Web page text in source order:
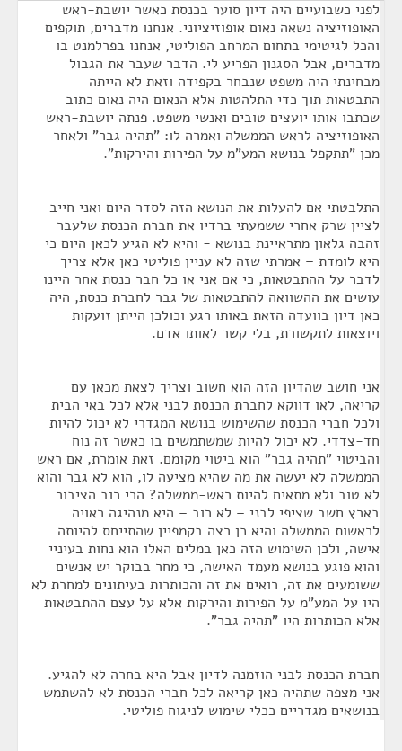
לפני כשבועיים היה דיון סוער בכנסת כאשר יושבת-ראש
האופוזיציה נשאה נאום אופוזיציוני. אנחנו מדברים, תוקפים
והכל לגיטימי בתחום המרחב הפוליטי, אנחנו בפרלמנט בו
מדברים, אבל הסגנון הפריע לי. הדבר שעבר את הגבול
מבחינתי היה משפט שנבחר בקפידה וזאת לא הייתה
התבטאות תוך כדי התלהטות אלא הנאום היה נאום כתוב
שכתבו אותו יועצים טובים ואנשי משפט. פנתה יושבת-ראש
האופוזיציה לראש הממשלה ואמרה לו: "תהיה גבר" ולאחר
מכן "תתקפל בנושא המע"מ על הפירות והירקות".
התלבטתי אם להעלות את הנושא הזה לסדר היום ואני חייב
לציין שרק אחרי ששמעתי ברדיו את חברת הכנסת שלעבר
זהבה גלאון מתראיינת בנושא - והיא לא הגיע לכאן היום כי
היא לומדת – אמרתי שזה לא עניין פוליטי כאן אלא צריך
לדבר על ההתבטאות, כי אם אני או כל חבר כנסת אחר היינו
עושים את ההשוואה להתבטאות של גבר לחברת כנסת, היה
כאן דיון בוועדה הזאת באותו רגע וכולכן הייתן זועקות
ויוצאות לתקשורת, בלי קשר לאותו אדם.
אני חושב שהדיון הזה הוא חשוב וצריך לצאת מכאן עם
קריאה, לאו דווקא לחברת הכנסת לבני אלא לכל באי הבית
ולכל חברי הכנסת שהשימוש בנושא המגדרי לא יכול להיות
חד-צדדי. לא יכול להיות שמשתמשים בו כאשר זה נוח
והביטוי "תהיה גבר" הוא ביטוי מקומם. זאת אומרת, אם ראש
הממשלה לא יעשה את מה שהיא מציעה לו, הוא לא גבר והוא
לא טוב ולא מתאים להיות ראש-ממשלה? הרי רוב הציבור
בארץ חשב שציפי לבני – לא רוב – היא מנהיגה ראויה
לראשות הממשלה והיא כן רצה בקמפיין שהתייחס להיותה
אישה, ולכן השימוש הזה כאן במלים האלו הוא נחות בעיניי
והוא פוגע בנושא מעמד האישה, כי מחר בבוקר יש אנשים
ששומעים את זה, רואים את זה והכותרות בעיתונים למחרת לא
היו על המע"מ על הפירות והירקות אלא על עצם ההתבטאות
אלא הכותרות היו "תהיה גבר".
חברת הכנסת לבני הוזמנה לדיון אבל היא בחרה לא להגיע.
אני מצפה שתהיה כאן קריאה לכל חברי הכנסת לא להשתמש
בנושאים מגדריים ככלי שימוש לניגוח פוליטי.